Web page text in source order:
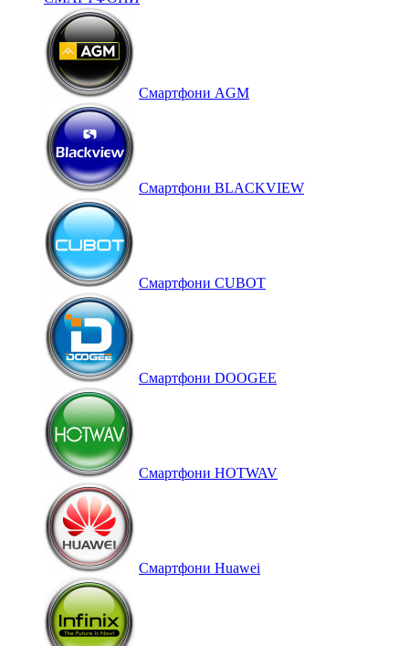
Cмартфони AGM
Смартфони BLACKVIEW
Смартфони CUBOT
Смартфони DOOGEE
Смартфони HOTWAV
Смартфони Huawei